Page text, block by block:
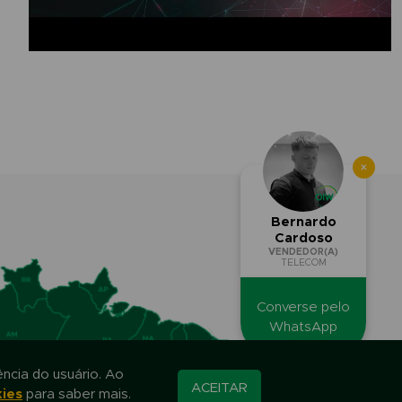
×
Bernardo
Cardoso
VENDEDOR(A)
TELECOM
Converse pelo
WhatsApp
ACEITAR
do usuário. Ao
para saber mais.